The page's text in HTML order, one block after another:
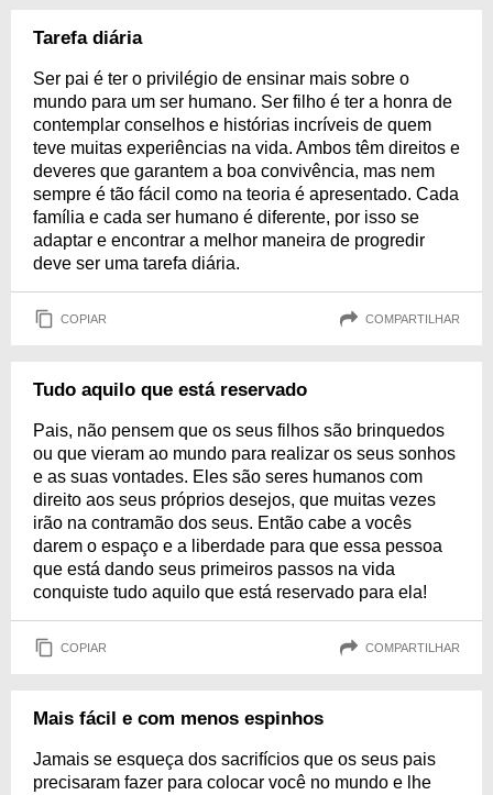
Tarefa diária
Ser pai é ter o privilégio de ensinar mais sobre o
mundo para um ser humano. Ser filho é ter a honra de
contemplar conselhos e histórias incríveis de quem
teve muitas experiências na vida. Ambos têm direitos e
deveres que garantem a boa convivência, mas nem
sempre é tão fácil como na teoria é apresentado. Cada
família e cada ser humano é diferente, por isso se
adaptar e encontrar a melhor maneira de progredir
deve ser uma tarefa diária.
COPIAR COMPARTILHAR
Tudo aquilo que está reservado
Pais, não pensem que os seus filhos são brinquedos
ou que vieram ao mundo para realizar os seus sonhos
e as suas vontades. Eles são seres humanos com
direito aos seus próprios desejos, que muitas vezes
irão na contramão dos seus. Então cabe a vocês
darem o espaço e a liberdade para que essa pessoa
que está dando seus primeiros passos na vida
conquiste tudo aquilo que está reservado para ela!
COPIAR COMPARTILHAR
Mais fácil e com menos espinhos
Jamais se esqueça dos sacrifícios que os seus pais
precisaram fazer para colocar você no mundo e lhe